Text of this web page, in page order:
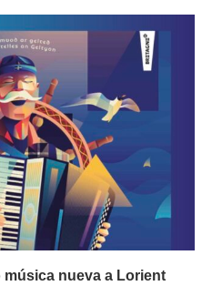
nueva a Lorient